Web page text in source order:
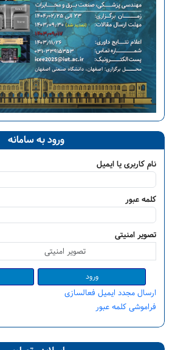
ورود به سامانه
نام کاربری یا ایمیل
کلمه عبور
تصویر امنیتی
ارسال مجدد ایمیل فعالسازی
فراموشی کلمه عبور